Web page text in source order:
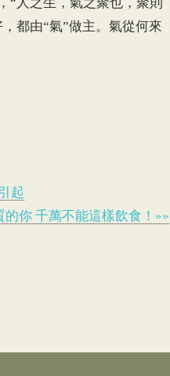
都由“氣”做主。氣從何來
起
的你 千萬不能這樣飲食！»»